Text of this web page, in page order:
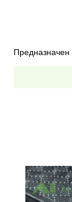
Предназначен